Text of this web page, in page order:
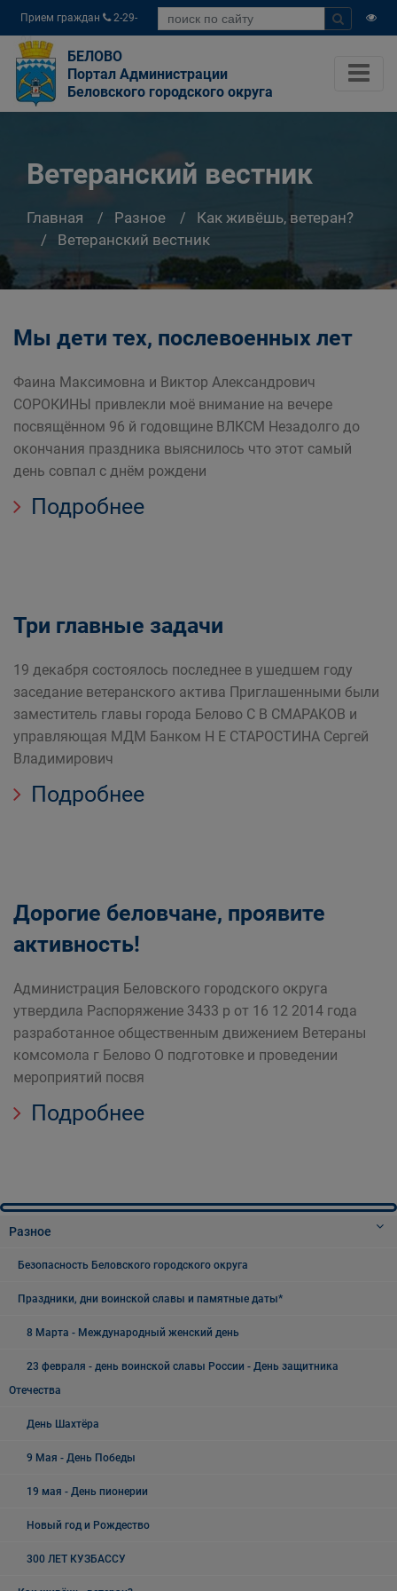
Прием граждан
2-29-
04
БЕЛОВО
Портал Администрации
Беловского городского округа
Ветеранский вестник
Главная Разное
Как живёшь, ветеран?
Ветеранский вестник
Мы дети тех, послевоенных лет
Фаина Максимовна и Виктор Александрович
СОРОКИНЫ привлекли моё внимание на вечере
посвящённом 96 й годовщине ВЛКСМ Незадолго до
окончания праздника выяснилось что этот самый
день совпал с днём рождени
Подробнее
Три главные задачи
19 декабря состоялось последнее в ушедшем году
заседание ветеранского актива Приглашенными были
заместитель главы города Белово С В СМАРАКОВ и
управляющая МДМ Банком Н Е СТАРОСТИНА Сергей
Владимирович
Подробнее
Дорогие беловчане, проявите
активность!
Администрация Беловского городского округа
утвердила Распоряжение 3433 р от 16 12 2014 года
разработанное общественным движением Ветераны
комсомола г Белово О подготовке и проведении
мероприятий посвя
Подробнее
Разное
Безопасность Беловского городского округа
Праздники, дни воинской славы и памятные даты*
8 Марта - Международный женский день
23 февраля - день воинской славы России - День защитника
Отечества
День Шахтёра
9 Мая - День Победы
19 мая - День пионерии
Новый год и Рождество
300 ЛЕТ КУЗБАССУ